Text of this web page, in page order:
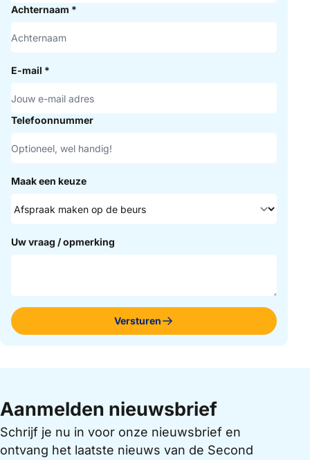
Achternaam *
E-mail *
Telefoonnummer
Maak een keuze
Uw vraag / opmerking
Versturen
Aanmelden nieuwsbrief
Schrijf je nu in voor onze nieuwsbrief en
ontvang het laatste nieuws van de Second